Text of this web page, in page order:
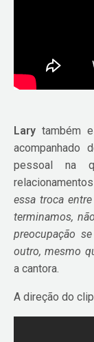
Lary também
acompanhado
pessoal na
essa troca
terminamos,
preocupação
outro, mesmo
a cantora.
A direção do